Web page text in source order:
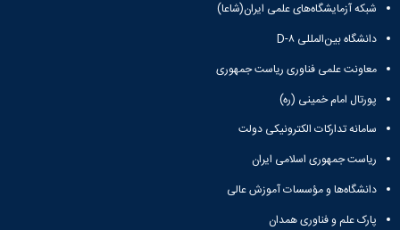
شبکه آزمایشگاه‌های علمی ایران(شاعا)
دانشگاه بین‌المللی D-۸
معاونت علمی فناوری ریاست جمهوری
پورتال امام خمینی (ره)
سامانه تدارکات الکترونیکی دولت
ریاست جمهوری اسلامی ایران
دانشگاه‌ها و مؤسسات آموزش عالی
پارک علم و فناوری همدان